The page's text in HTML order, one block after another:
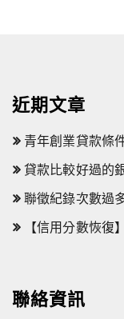
近期文章
青年創業貸款條
貸款比較好過的
聯徵紀錄次數過
【信用分數恢復
聯絡資訊